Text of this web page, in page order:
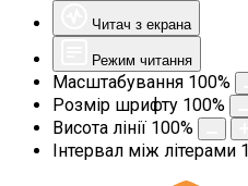
Читач з екрана
Режим читання
Масштабування 100%
Розмір шрифту 100%
Висота лінії 100%
Інтервал між літерами